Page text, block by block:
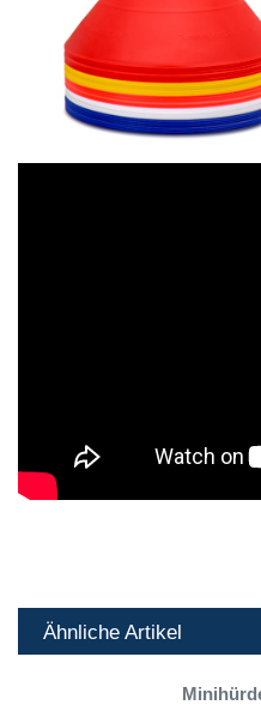
Ähnliche Artikel